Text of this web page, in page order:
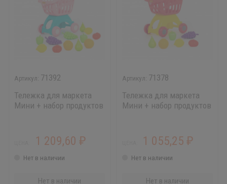
71392
Тележка для маркета
Мини + набор продуктов
1 209,60 ₽
Нет в наличии
Нет в наличии
71378
Тележка для маркета
Мини + набор продуктов
1 055,25₽
Нет в наличии
Нет в наличии